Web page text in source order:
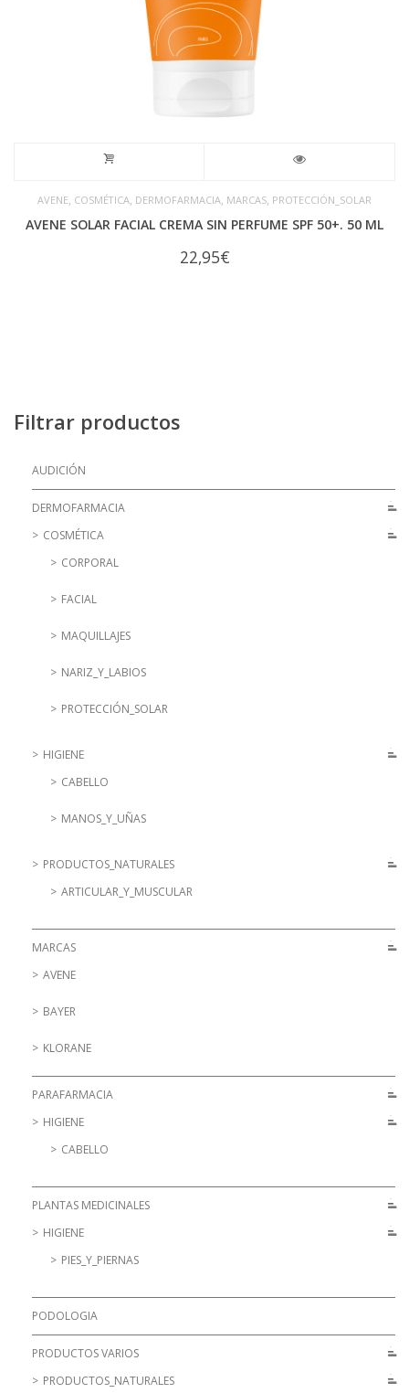
AVENE, COSMÉTICA, DERMOFARMACIA, MARCAS, PROTECCIÓN_SOLAR
AVENE SOLAR FACIAL CREMA SIN PERFUME SPF 50+. 50 ML
22,95€
Filtrar productos
AUDICIÓN
DERMOFARMACIA
COSMÉTICA
CORPORAL
FACIAL
MAQUILLAJES
NARIZ_Y_LABIOS
PROTECCIÓN_SOLAR
HIGIENE
CABELLO
MANOS_Y_UÑAS
PRODUCTOS_NATURALES
ARTICULAR_Y_MUSCULAR
MARCAS
AVENE
BAYER
KLORANE
PARAFARMACIA
HIGIENE
CABELLO
PLANTAS MEDICINALES
HIGIENE
PIES_Y_PIERNAS
PODOLOGIA
PRODUCTOS VARIOS
PRODUCTOS_NATURALES